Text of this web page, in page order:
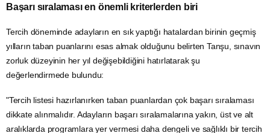
Başarı sıralaması en önemli kriterlerden biri
Tercih döneminde adayların en sık yaptığı hatalardan birinin geçmiş
yılların taban puanlarını esas almak olduğunu belirten Tanşu, sınavın
zorluk düzeyinin her yıl değişebildiğini hatırlatarak şu
değerlendirmede bulundu:
"Tercih listesi hazırlanırken taban puanlardan çok başarı sıralaması
dikkate alınmalıdır. Adayların başarı sıralamalarına yakın, üst ve alt
aralıklarda programlara yer vermesi daha dengeli ve sağlıklı bir tercih